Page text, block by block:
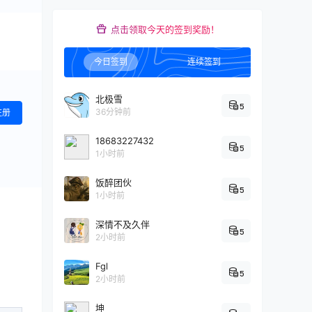
册
点击领取今天的签到奖励！
今日签到 连续签到
北极雪
36分钟前
5
18683227432
1小时前
5
饭醉团伙
1小时前
5
深情不及久伴
2小时前
5
Fgl
2小时前
5
坤